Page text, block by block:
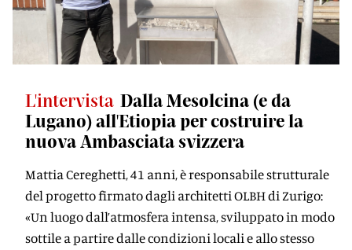
L'intervista Dalla Mesolcina (e da
Lugano) all'Etiopia per costruire la
nuova Ambasciata svizzera
Mattia Cereghetti, 41 anni, è responsabile strutturale
del progetto firmato dagli architetti OLBH di Zurigo:
«Un luogo dall’atmosfera intensa, sviluppato in modo
sottile a partire dalle condizioni locali e allo stesso